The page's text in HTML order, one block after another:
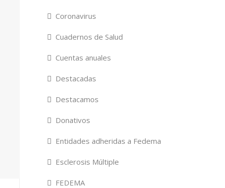
Coronavirus
Cuadernos de Salud
Cuentas anuales
Destacadas
Destacamos
Donativos
Entidades adheridas a Fedema
Esclerosis Múltiple
FEDEMA